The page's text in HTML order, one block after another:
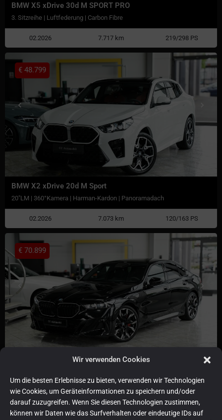
Wir verwenden Cookies
Um die besten Erlebnisse zu bieten, verwenden wir Technologien
wie Cookies, um Geräteinformationen zu speichern und/oder
darauf zuzugreifen. Wenn Sie diesen Technologien zustimmen,
können wir Daten wie das Surfverhalten oder eindeutige IDs auf
BMW X5 xDrive 30d M SPORT PRO
3. Sitzreihe | Luftfederung | Carbon Fibre
02.2026 7.717 km 219/298 PS
BMW X2 xDrive 20d M Sport
20"LM | 360°Kamera | Harman-Kardon | Panoramadach
€ 48.799
02.2026 7.073 km 120/163 PS
Sitzbelüftung | Bowers & Wilkins | Panoramadach
€ 70.899
01.2026 8.401 km 223/303 PS